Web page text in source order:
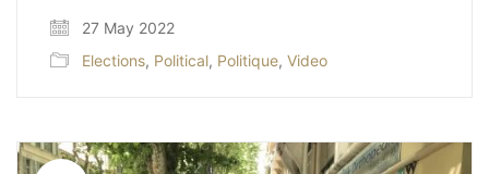
27 May 2022
Elections, Political, Politique, Video